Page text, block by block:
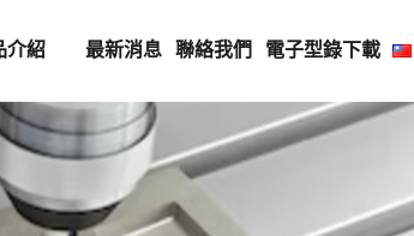
介紹 最新消息 聯絡我們 電子型錄下載